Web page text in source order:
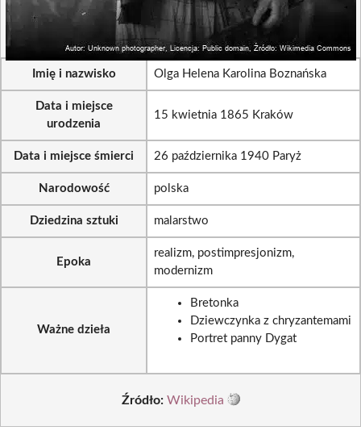
Imię i nazwisko Olga Helena Karolina Boznańska
Data i miejsce
urodzenia
15 kwietnia 1865 Kraków
Data i miejsce śmierci 26 października 1940 Paryż
Narodowość polska
Dziedzina sztuki malarstwo
Epoka
realizm, postimpresjonizm,
modernizm
Ważne dzieła
Bretonka
Dziewczynka z chryzantemami
Portret panny Dygat
Źródło: Wikipedia